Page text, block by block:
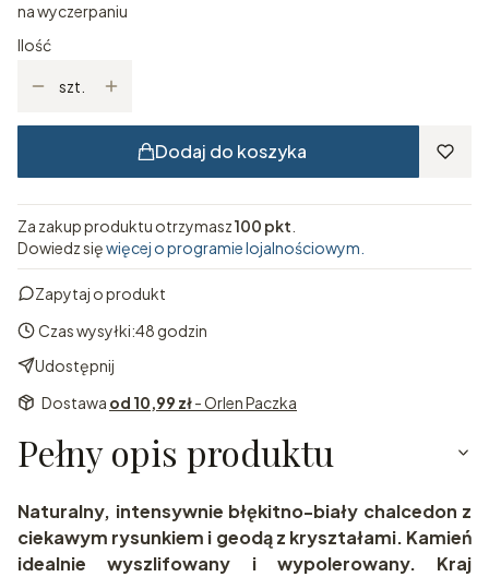
na wyczerpaniu
Ilość
szt.
Dodaj do koszyka
Za zakup produktu otrzymasz100 pkt
Dowiedz sięwięcej o programie lojalnościowym.
Zapytaj o produkt
Czas wysyłki:48 godzin
Udostępnij
Dostawa od 10,99 zł- Orlen Paczka
Pełny opis produktu
Naturalny, intensywnie błękitno-biały chalcedon z
ciekawym rysunkiem i geodą z kryształami. Kamień
idealnie wyszlifowany i wypolerowany. Kraj